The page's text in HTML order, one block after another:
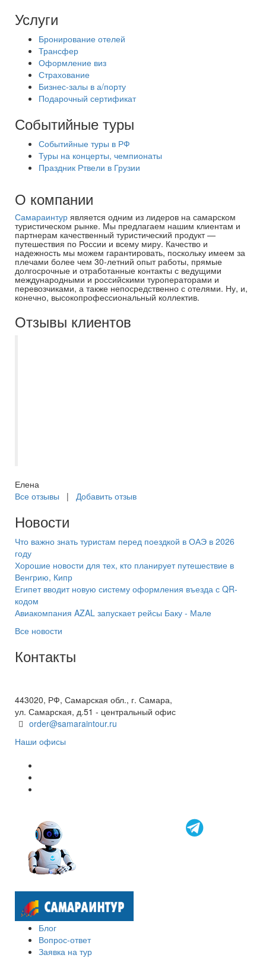
Услуги
Бронирование отелей
Трансфер
Оформление виз
Страхование
Бизнес-залы в а/порту
Подарочный сертификат
Событийные туры
Событийные туры в РФ
Туры на концерты, чемпионаты
Праздник Ртвели в Грузии
О компании
Самараинтур является одним из лидеров на самарском
туристическом рынке. Мы предлагаем нашим клиентам и
партнерам качественный туристический продукт —
путешествия по России и всему миру. Качество и
надежность мы можем гарантировать, поскольку имеем за
плечами более чем 30-летний опыт работы, прямые
долгосрочные и отработанные контакты с ведущими
международными и российскими туроператорами и
перевозчиками, а также непосредственно с отелями. Ну, и,
конечно, высокопрофессиональный коллектив.
Отзывы клиентов
Елена
Все отзывы | Добавить отзыв
Новости
Что важно знать туристам перед поездкой в ОАЭ в 2026
году
Хорошие новости для тех, кто планирует путешествие в
Венгрию, Кипр
Египет вводит новую систему оформления въезда с QR-
кодом
Авиакомпания AZAL запускает рейсы Баку - Мале
Все новости
Контакты
443020, РФ, Самарская обл., г. Самара,
ул. Самарская, д.51 - центральный офис
order@samaraintour.ru
Наши офисы
Блог
Вопрос-ответ
Заявка на тур